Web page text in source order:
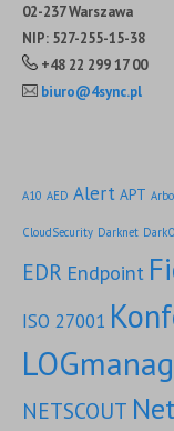
02-237 Warszawa
NIP: 527-255-15-38
+48 22 299 17 00
biuro@4sync.pl
A10 AED Alert APT
CloudSecurity Darknet
EDR Endpoint
ISO 27001
NETSCOUT